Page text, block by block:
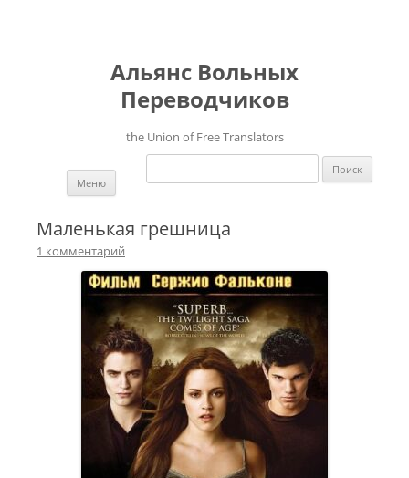
Альянс Вольных
Переводчиков
the Union of Free Translators
Найти:
Меню
Маленькая грешница
1 комментарий